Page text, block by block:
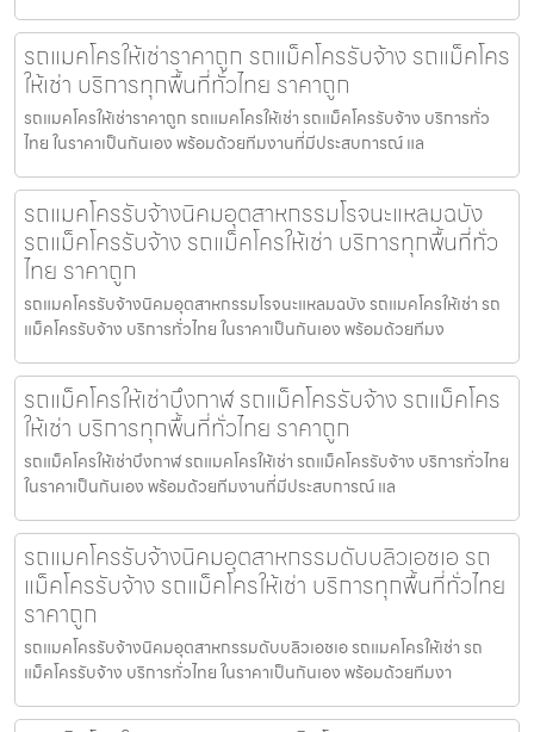
รถแมคโครให้เช่าราคาถูก รถแม็คโครรับจ้าง รถแม็คโคร
ให้เช่า บริการทุกพื้นที่ทั่วไทย ราคาถูก
รถแมคโครให้เช่าราคาถูก รถแมคโครให้เช่า รถแม็คโครรับจ้าง บริการทั่ว
ไทย ในราคาเป็นกันเอง พร้อมด้วยทีมงานที่มีประสบการณ์ แล
รถแมคโครรับจ้างนิคมอุตสาหกรรมโรจนะแหลมฉบัง
รถแม็คโครรับจ้าง รถแม็คโครให้เช่า บริการทุกพื้นที่ทั่ว
ไทย ราคาถูก
รถแมคโครรับจ้างนิคมอุตสาหกรรมโรจนะแหลมฉบัง รถแมคโครให้เช่า รถ
แม็คโครรับจ้าง บริการทั่วไทย ในราคาเป็นกันเอง พร้อมด้วยทีมง
รถแม็คโครให้เช่าบึงกาฬ รถแม็คโครรับจ้าง รถแม็คโคร
ให้เช่า บริการทุกพื้นที่ทั่วไทย ราคาถูก
รถแม็คโครให้เช่าบึงกาฬ รถแมคโครให้เช่า รถแม็คโครรับจ้าง บริการทั่วไทย
ในราคาเป็นกันเอง พร้อมด้วยทีมงานที่มีประสบการณ์ แล
รถแมคโครรับจ้างนิคมอุตสาหกรรมดับบลิวเอชเอ รถ
แม็คโครรับจ้าง รถแม็คโครให้เช่า บริการทุกพื้นที่ทั่วไทย
ราคาถูก
รถแมคโครรับจ้างนิคมอุตสาหกรรมดับบลิวเอชเอ รถแมคโครให้เช่า รถ
แม็คโครรับจ้าง บริการทั่วไทย ในราคาเป็นกันเอง พร้อมด้วยทีมงา